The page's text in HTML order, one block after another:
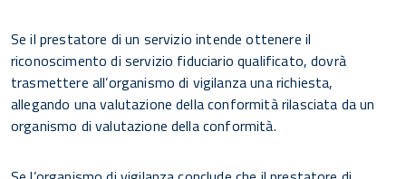
Se il prestatore di un servizio intende ottenere il
riconoscimento di servizio fiduciario qualificato, dovrà
trasmettere all’organismo di vigilanza una richiesta,
allegando una valutazione della conformità rilasciata da un
organismo di valutazione della conformità.